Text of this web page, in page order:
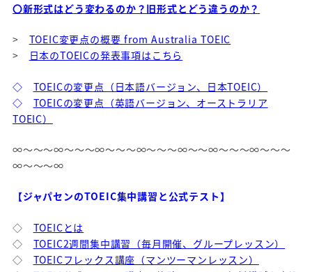
〇新形式はどう変わるのか？旧形式とどう違うのか？
> TOEIC変更点の概要 from Australia TOEIC
>
日本のTOEICの発表事項はこちら
◇
TOEICの変更点（日本語バージョン、日本TOEIC）
◇
TOEICの変更点（英語バージョン、オーストラリア
TOEIC）
∞～～～∞～～～∞～～～∞～～～∞～～∞～～～∞～～～
∞～～～∞
【ジャパセンのTOEIC集中講習と公式テスト】
◇ TOEICとは
◇ TOEIC2週間集中講習（毎月開催、グループレッスン）
◇ TOEICフレックス講座（マンツーマンレッスン）